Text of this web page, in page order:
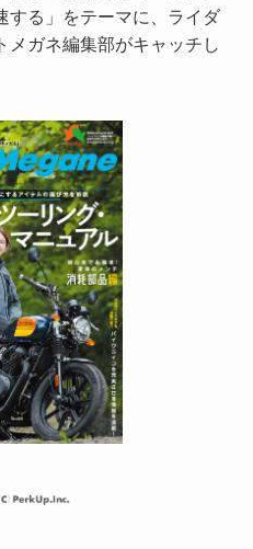
する」をテーマに、ライダ
メガネ編集部がキャッチし